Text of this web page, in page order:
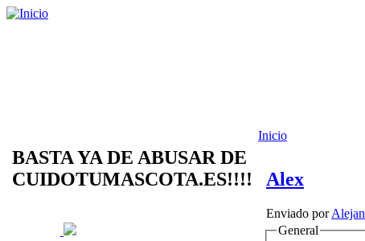
BASTA YA DE ABUSAR DE
CUIDOTUMASCOTA.ES!!!!
Inicio
Alex
Enviado por
General